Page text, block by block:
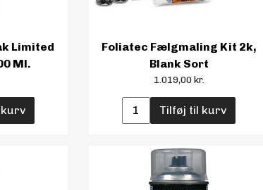
Limited
Ml.
Foliatec Fælgmaling Kit 2k,
Blank Sort
1.019,00 kr.
Tilføj til kurv